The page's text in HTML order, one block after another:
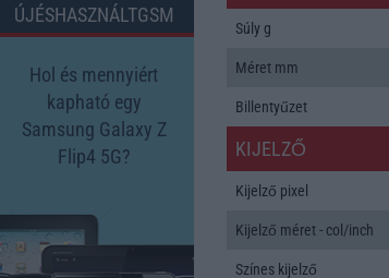
ÚJÉSHASZNÁLTGSM
Hol és mennyiért
kapható egy
Samsung Galaxy Z
Flip4 5G?
Súly g
Méret mm
Billentyűzet
KIJELZŐ
Kijelző pixel
Kijelző méret - col/inch
Színes kijelző